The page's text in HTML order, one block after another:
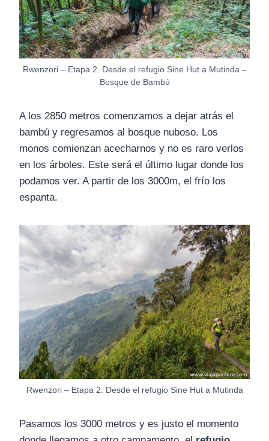
Rwenzori – Etapa 2. Desde el refugio Sine Hut a Mutinda –
Bosque de Bambú
A los 2850 metros comenzamos a dejar atrás el
bambú y regresamos al bosque nuboso. Los
monos comienzan acecharnos y no es raro verlos
en los árboles. Este será el último lugar donde los
podamos ver. A partir de los 3000m, el frío los
espanta.
Rwenzori – Etapa 2. Desde el refugio Sine Hut a Mutinda
Pasamos los 3000 metros y es justo el momento